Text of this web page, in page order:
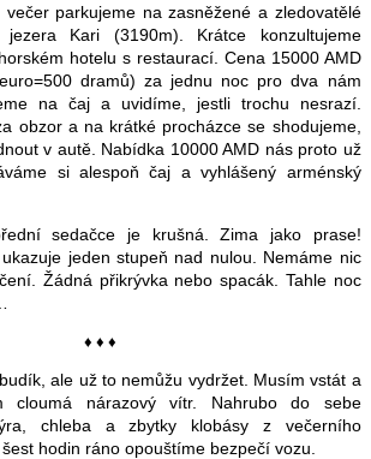
večer parkujeme na zasněžené a zledovatělé
Kari (3190m). Krátce konzultujeme
hotelu s restaurací. Cena 15000 AMD
dramů) za jednu noc pro dva nám
na čaj a uvidíme, jestli trochu nesrazí.
obzor a na krátké procházce se shodujeme,
v autě. Nabídka 10000 AMD nás proto už
si alespoň čaj a vyhlášený arménský
sedačce je krušná. Zima jako prase!
jeden stupeň nad nulou. Nemáme nic
Žádná přikrývka nebo spacák. Tahle noc
♦ ♦ ♦
ale už to nemůžu vydržet. Musím vstát a
cloumá nárazový vítr. Nahrubo do sebe
chleba a zbytky klobásy z večerního
šest hodin ráno opouštíme bezpečí vozu.